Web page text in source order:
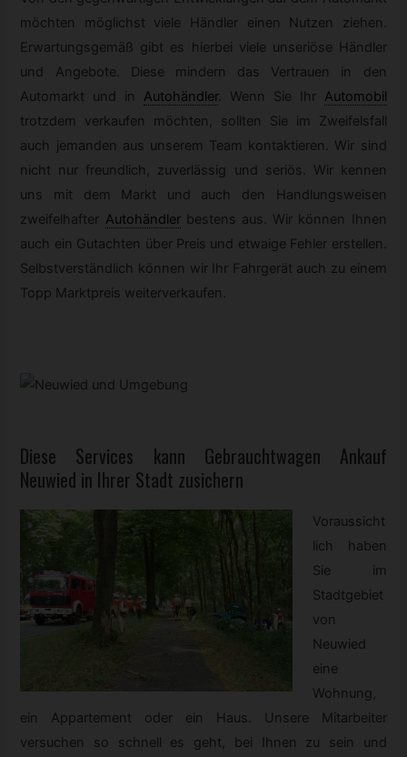
möchten möglichst viele Händler einen Nutzen ziehen.
Erwartungsgemäß gibt es hierbei viele unseriöse Händler
und Angebote. Diese mindern das Vertrauen in den
Automarkt und in
Autohändler. Wenn Sie Ihr Automobil
trotzdem verkaufen möchten, sollten Sie im Zweifelsfall
auch jemanden aus unserem Team kontaktieren. Wir sind
nicht nur freundlich, zuverlässig und seriös. Wir kennen
uns mit dem Markt und auch den Handlungsweisen
zweifelhafter Autohändlerbestens aus. Wir können Ihnen
auch ein Gutachten über Preis und etwaige Fehler erstellen.
Selbstverständlich können wir Ihr Fahrgerät auch zu einem
Topp Marktpreis weiterverkaufen.
Diese Services kann Gebrauchtwagen Ankauf
Neuwied in Ihrer Stadt zusichern
Voraussicht
lich haben
Sie im
Stadtgebiet
von
Neuwied
eine
Wohnung,
ein Appartement oder ein Haus. Unsere Mitarbeiter
versuchen so schnell es geht, bei Ihnen zu sein und